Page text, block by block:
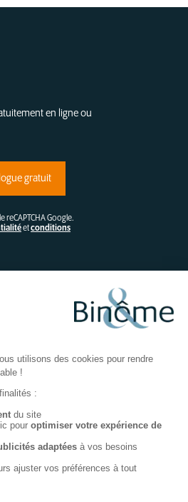
en ligne ou
gratuit
reCAPTCHA Google.
etconditions
BP 220
MESURE